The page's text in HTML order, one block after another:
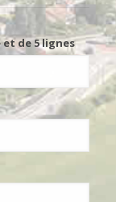
et de 5 lignes